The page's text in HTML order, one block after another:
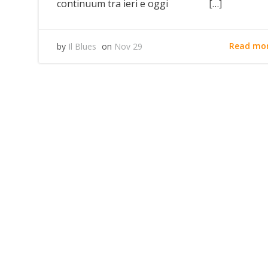
continuum tra ieri e oggi […]
by Il Blues on Nov 29 Read